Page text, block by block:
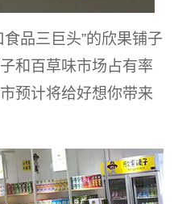
品三巨头”的欣果铺子
和百草味市场占有率
预计将给好想你带来